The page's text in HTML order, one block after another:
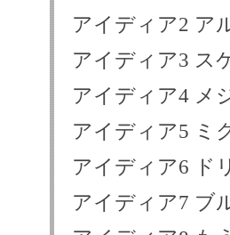
アイディア2 ア
アイディア3 ス
アイディア4 メ
アイディア5 ミ
アイディア6 ド
アイディア7 ブ